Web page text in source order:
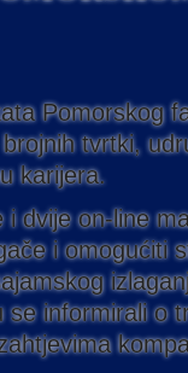
Pomorskog
tvrtki,
karijera.
dvije on-line
i omogućiti
informirali o